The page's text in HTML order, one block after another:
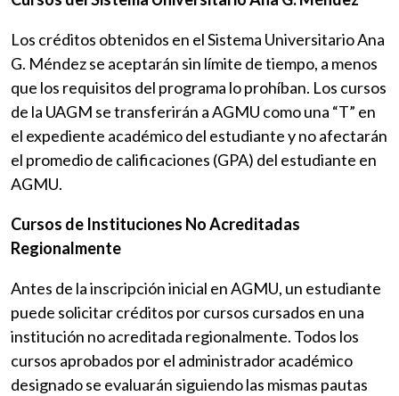
Los créditos obtenidos en el Sistema Universitario Ana
G. Méndez se aceptarán sin límite de tiempo, a menos
que los requisitos del programa lo prohíban. Los cursos
de la UAGM se transferirán a AGMU como una “T” en
el expediente académico del estudiante y no afectarán
el promedio de calificaciones (GPA) del estudiante en
AGMU.
Cursos de Instituciones No Acreditadas
Regionalmente
Antes de la inscripción inicial en AGMU, un estudiante
puede solicitar créditos por cursos cursados en una
institución no acreditada regionalmente. Todos los
cursos aprobados por el administrador académico
designado se evaluarán siguiendo las mismas pautas